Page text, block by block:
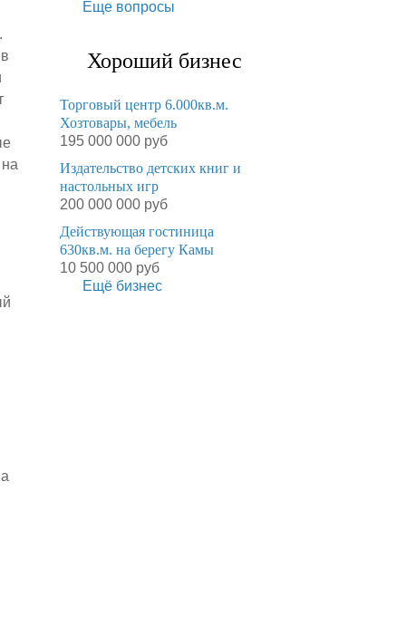
Еще вопросы
Хороший бизнес
Торговый центр 6.000кв.м.
Хозтовары, мебель
195 000 000 руб
Издательство детских книг и
настольных игр
200 000 000 руб
Действующая гостиница
630кв.м. на берегу Камы
10 500 000 руб
Ещё бизнес